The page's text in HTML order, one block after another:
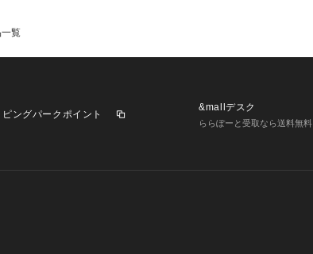
覧
ングパークポイント
&mallデスク
ららぽーと受取なら送料無料